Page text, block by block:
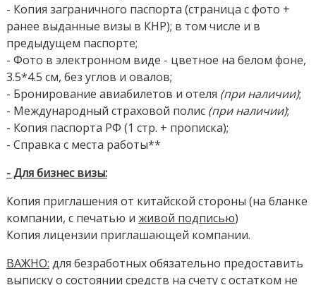
- Копия заграничного паспорта (страница с фото +
ранее выданные визы в КНР); в том числе и в
предыдущем паспорте;
- Фото в электронном виде - цветное на белом фоне,
3.5*4.5 см, без углов и овалов;
- Бронирование авиабилетов и отеля (при наличии);
- Международный страховой полис (при наличии);
- Копия паспорта РФ (1 стр. + прописка);
- Cправка с места работы**
- Для бизнес визы:
Копия приглашения от китайской стороны (на бланке
компании, с печатью и живой подписью)
Копия лицензии приглашающей компании.
ВАЖНО: для безработных обязательно предоставить
выписку о состоянии средств на счету с остатком не